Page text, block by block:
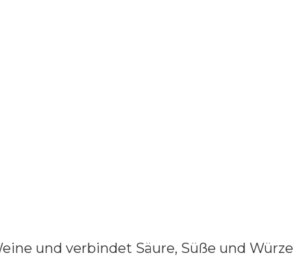
und verbindet Säure, Süße und Würze